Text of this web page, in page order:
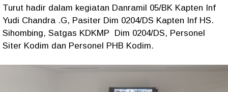
Turut hadir dalam kegiatan Danramil 05/BK Kapten Inf
Yudi Chandra .G, Pasiter Dim 0204/DS Kapten Inf HS.
Sihombing, Satgas KDKMP Dim 0204/DS, Personel
Siter Kodim dan Personel PHB Kodim.